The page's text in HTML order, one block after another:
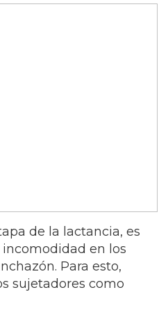
de la lactancia, es
en los
Para esto,
sujetadores como